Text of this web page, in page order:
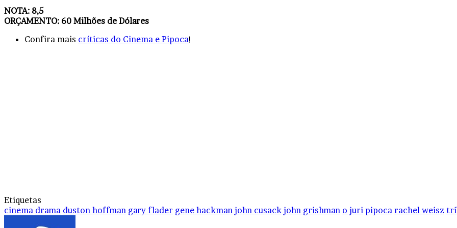
NOTA: 8,5
ORÇAMENTO: 60 Milhões de Dólares
Confira mais críticas do Cinema e Pipoca!
Etiquetas
cinema drama duston hoffman gary flader gene hackman john cusack john grishman o juri pipoca rachel weisz